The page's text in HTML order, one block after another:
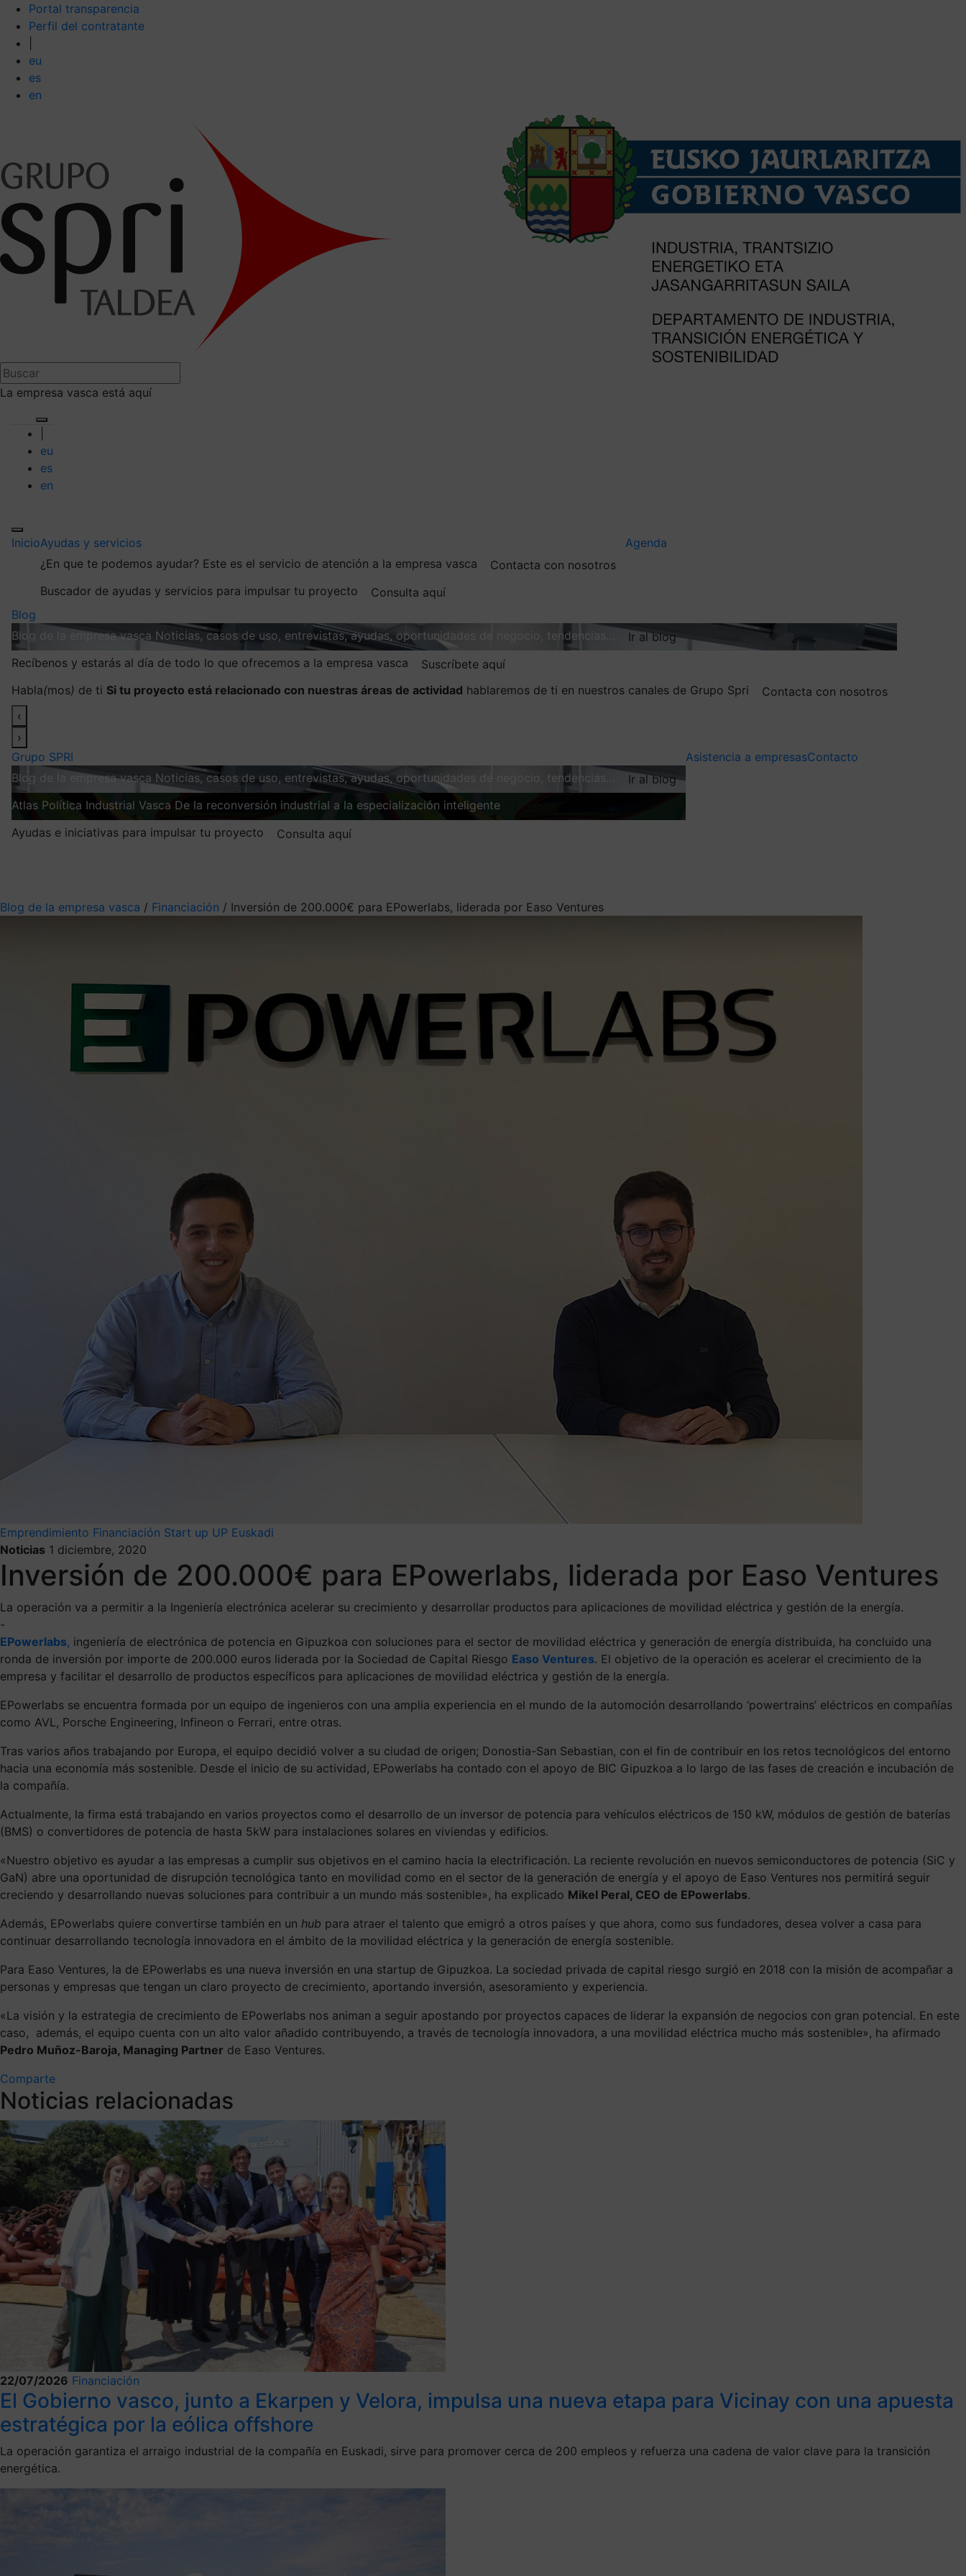
Portal transparencia
Perfil del contratante
eu
es
en
La empresa vasca está aquí
eu
es
en
InicioAyudas y servicios
¿En que te podemos ayudar? Este es el servicio de atención a la empresa vasca
Contacta con nosotros
Buscador de ayudas y servicios para impulsar tu proyecto
Consulta aquí
Agenda
Blog
Blog de la empresa vasca Noticias, casos de uso, entrevistas, ayudas, oportunidades de negocio, tendencias…
Ir al blog
Recíbenos y estarás al día de todo lo que ofrecemos a la empresa vasca
Suscríbete aquí
Habla(mos) de ti Si tu proyecto está relacionado con nuestras áreas de actividad hablaremos de ti en nuestros canales de Grupo Spri
Contacta con nosotros
‹
›
Grupo SPRI
Blog de la empresa vasca Noticias, casos de uso, entrevistas, ayudas, oportunidades de negocio, tendencias…
Ir al blog
Atlas Política Industrial Vasca De la reconversión industrial a la especialización inteligente
Ayudas e iniciativas para impulsar tu proyecto
Consulta aquí
Asistencia a empresasContacto
Blog de la empresa vasca / Financiación / Inversión de 200.000€ para EPowerlabs, liderada por Easo Ventures
Emprendimiento Financiación Start up UP Euskadi
Noticias 1 diciembre, 2020
Inversión de 200.000€ para EPowerlabs, liderada por Easo Ventures
La operación va a permitir a la Ingeniería electrónica acelerar su crecimiento y desarrollar productos para aplicaciones de movilidad eléctrica y gestión de la energía.
-
EPowerlabs, ingeniería de electrónica de potencia en Gipuzkoa con soluciones para el sector de movilidad eléctrica y generación de energía distribuida, ha concluido una
ronda de inversión por importe de 200.000 euros liderada por la Sociedad de Capital Riesgo Easo Ventures. El objetivo de la operación es acelerar el crecimiento de la
empresa y facilitar el desarrollo de productos específicos para aplicaciones de movilidad eléctrica y gestión de la energía.
EPowerlabs se encuentra formada por un equipo de ingenieros con una amplia experiencia en el mundo de la automoción desarrollando ‘powertrains’ eléctricos en compañías
como AVL, Porsche Engineering, Infineon o Ferrari, entre otras.
Tras varios años trabajando por Europa, el equipo decidió volver a su ciudad de origen; Donostia-San Sebastian, con el fin de contribuir en los retos tecnológicos del entorno
hacia una economía más sostenible. Desde el inicio de su actividad, EPowerlabs ha contado con el apoyo de BIC Gipuzkoa a lo largo de las fases de creación e incubación de
la compañía.
Actualmente, la firma está trabajando en varios proyectos como el desarrollo de un inversor de potencia para vehículos eléctricos de 150 kW, módulos de gestión de baterías
(BMS) o convertidores de potencia de hasta 5kW para instalaciones solares en viviendas y edificios.
«Nuestro objetivo es ayudar a las empresas a cumplir sus objetivos en el camino hacia la electrificación. La reciente revolución en nuevos semiconductores de potencia (SiC y
GaN) abre una oportunidad de disrupción tecnológica tanto en movilidad como en el sector de la generación de energía y el apoyo de Easo Ventures nos permitirá seguir
creciendo y desarrollando nuevas soluciones para contribuir a un mundo más sostenible», ha explicado Mikel Peral, CEO de EPowerlabs.
Además, EPowerlabs quiere convertirse también en un hub para atraer el talento que emigró a otros países y que ahora, como sus fundadores, desea volver a casa para
continuar desarrollando tecnología innovadora en el ámbito de la movilidad eléctrica y la generación de energía sostenible.
Para Easo Ventures, la de EPowerlabs es una nueva inversión en una startup de Gipuzkoa. La sociedad privada de capital riesgo surgió en 2018 con la misión de acompañar a
personas y empresas que tengan un claro proyecto de crecimiento, aportando inversión, asesoramiento y experiencia.
«La visión y la estrategia de crecimiento de EPowerlabs nos animan a seguir apostando por proyectos capaces de liderar la expansión de negocios con gran potencial. En este
caso, además, el equipo cuenta con un alto valor añadido contribuyendo, a través de tecnología innovadora, a una movilidad eléctrica mucho más sostenible», ha afirmado
Pedro Muñoz-Baroja, Managing Partner de Easo Ventures.
Comparte
Noticias relacionadas
22/07/2026 Financiación
El Gobierno vasco, junto a Ekarpen y Velora, impulsa una nueva etapa para Vicinay con una apuesta
estratégica por la eólica offshore
La operación garantiza el arraigo industrial de la compañía en Euskadi, sirve para promover cerca de 200 empleos y refuerza una cadena de valor clave para la transición
energética.